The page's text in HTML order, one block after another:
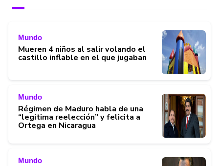
Mundo
Mueren 4 niños al salir volando el
castillo inflable en el que jugaban
Mundo
Régimen de Maduro habla de una
“legítima reelección” y felicita a
Ortega en Nicaragua
Mundo